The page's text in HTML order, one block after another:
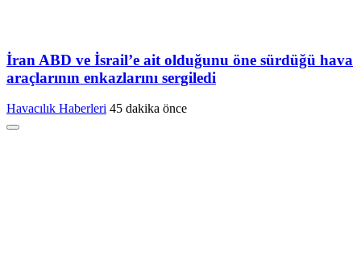
İran ABD ve İsrail’e ait olduğunu öne sürdüğü hava
araçlarının enkazlarını sergiledi
Havacılık Haberleri 45 dakika önce